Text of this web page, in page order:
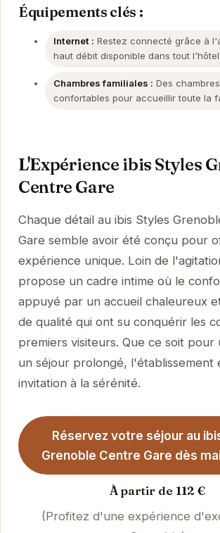
Équipements clés :
Internet : Restez connecté grâce à
haut débit disponible dans tout l'hôtel.
Chambres familiales : Des
confortables pour accueillir toute la
L'Expérience ibis Styles
Centre Gare
Chaque détail au ibis Styles
Gare semble avoir été conçu pour
expérience unique. Loin de
propose un cadre intime où le
appuyé par un accueil chaleureux
de qualité qui ont su conquérir les
premiers visiteurs. Que ce soit pour
un séjour prolongé, l'établissement
invitation à la sérénité.
Réservez votre séjour au
Grenoble Centre Gare dès
À partir de 112 €
(Profitez d'une expérience